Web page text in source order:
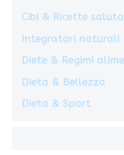
Cibi & Ricette
Integratori naturali
Diete & Regimi
Dieta & Bellezza
Dieta & Sport